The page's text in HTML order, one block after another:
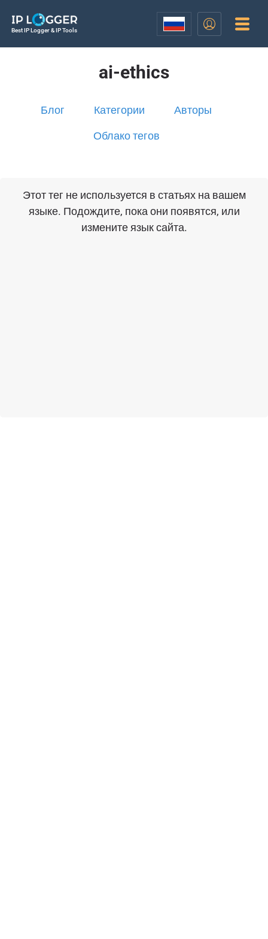
Best IP Logger & IP Tools
ai-ethics
Блог Категории Авторы
Облако тегов